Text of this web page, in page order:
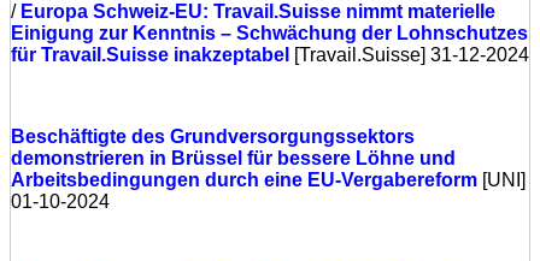
/ Europa Schweiz-EU: Travail.Suisse nimmt materielle
Einigung zur Kenntnis – Schwächung der Lohnschutzes
für Travail.Suisse inakzeptabel [Travail.Suisse] 31-12-2024
Beschäftigte des Grundversorgungssektors
demonstrieren in Brüssel für bessere Löhne und
Arbeitsbedingungen durch eine EU-Vergabereform [UNI]
01-10-2024